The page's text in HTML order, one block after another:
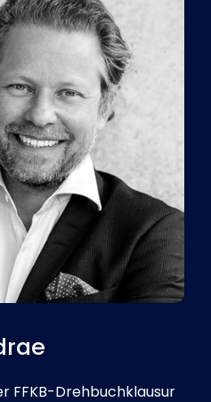
FFKB-Drehbuchklausur